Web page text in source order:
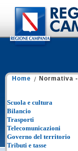
Home Normativa -
Scuola e cultura
Bilancio
Trasporti
Telecomunicazioni
Governo del territorio
Tributi e tasse